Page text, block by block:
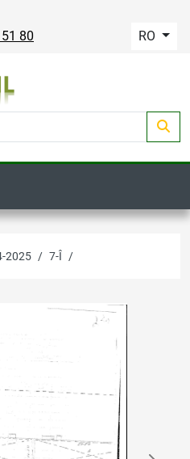
80 RO
2025 7-Î